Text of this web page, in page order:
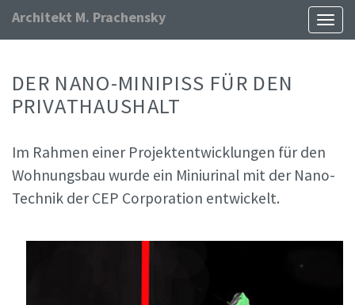
ein-/
Architekt M. Prachensky
DER NANO-MINIPISS FÜR DEN
PRIVATHAUSHALT
Im Rahmen einer Projektentwicklungen für den
Wohnungsbau wurde ein Miniurinal mit der Nano-
Technik der CEP Corporation entwickelt.